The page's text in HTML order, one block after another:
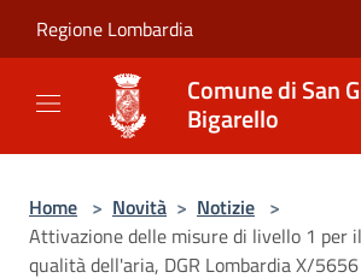
Regione Lombardia
Comune di San
Bigarello
Home > Novità > Notizie >
Attivazione delle misure di livello 1 per
qualità dell'aria, DGR Lombardia X/5656